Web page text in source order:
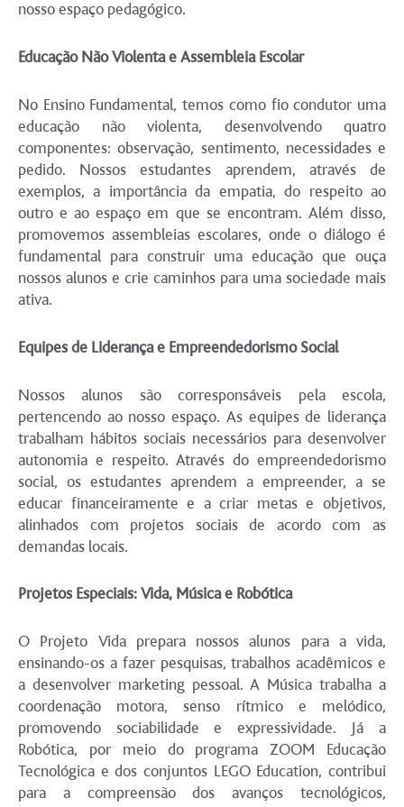
nosso espaço pedagógico.
Educação Não Violenta e Assembleia Escolar
No Ensino Fundamental, temos como fio condutor uma
educação não violenta, desenvolvendo quatro
componentes: observação, sentimento, necessidades e
pedido. Nossos estudantes aprendem, através de
exemplos, a importância da empatia, do respeito ao
outro e ao espaço em que se encontram. Além disso,
promovemos assembleias escolares, onde o diálogo é
fundamental para construir uma educação que ouça
nossos alunos e crie caminhos para uma sociedade mais
ativa.
Equipes de Liderança e Empreendedorismo Social
Nossos alunos são corresponsáveis pela escola,
pertencendo ao nosso espaço. As equipes de liderança
trabalham hábitos sociais necessários para desenvolver
autonomia e respeito. Através do empreendedorismo
social, os estudantes aprendem a empreender, a se
educar financeiramente e a criar metas e objetivos,
alinhados com projetos sociais de acordo com as
demandas locais.
Projetos Especiais: Vida, Música e Robótica
O Projeto Vida prepara nossos alunos para a vida,
ensinando-os a fazer pesquisas, trabalhos acadêmicos e
a desenvolver marketing pessoal. A Música trabalha a
coordenação motora, senso rítmico e melódico,
promovendo sociabilidade e expressividade. Já a
Robótica, por meio do programa ZOOM Educação
Tecnológica e dos conjuntos LEGO Education, contribui
para a compreensão dos avanços tecnológicos,